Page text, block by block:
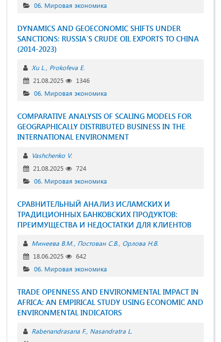
06. Мировая экономика
DYNAMICS AND GEOECONOMIC SHIFTS UNDER
SANCTIONS: RUSSIA`S CRUDE OIL EXPORTS TO CHINA
(2014-2023)
Xu L. Prokofeva E.
21.08.2025
1346
06. Мировая экономика
COMPARATIVE ANALYSIS OF SCALING MODELS FOR
GEOGRAPHICALLY DISTRIBUTED BUSINESS IN THE
INTERNATIONAL ENVIRONMENT
Vashchenko V.
21.08.2025
724
06. Мировая экономика
СРАВНИТЕЛЬНЫЙ АНАЛИЗ ИСЛАМСКИХ И
ТРАДИЦИОННЫХ БАНКОВСКИХ ПРОДУКТОВ:
ПРЕИМУЩЕСТВА И НЕДОСТАТКИ ДЛЯ КЛИЕНТОВ
Минеева В.М. Постован С.В. Орлова Н.В.
18.06.2025
642
06. Мировая экономика
TRADE OPENNESS AND ENVIRONMENTAL IMPACT IN
AFRICA: AN EMPIRICAL STUDY USING ECONOMIC AND
ENVIRONMENTAL INDICATORS
Rabenandrasana F. Nasandratra L.